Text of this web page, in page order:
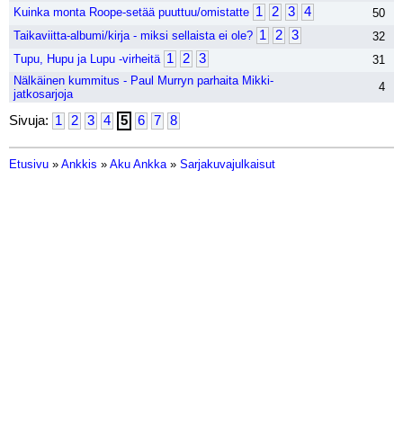
Kuinka monta Roope-setää puuttuu/omistatte 1 2 3 4
50
Taikaviitta-albumi/kirja - miksi sellaista ei ole? 1 2 3
32
Tupu, Hupu ja Lupu -virheitä 1 2 3
31
Nälkäinen kummitus - Paul Murryn parhaita Mikki-
jatkosarjoja
4
Sivuja: 1 2 3 4 5 6 7 8
Etusivu » Ankkis » Aku Ankka » Sarjakuvajulkaisut